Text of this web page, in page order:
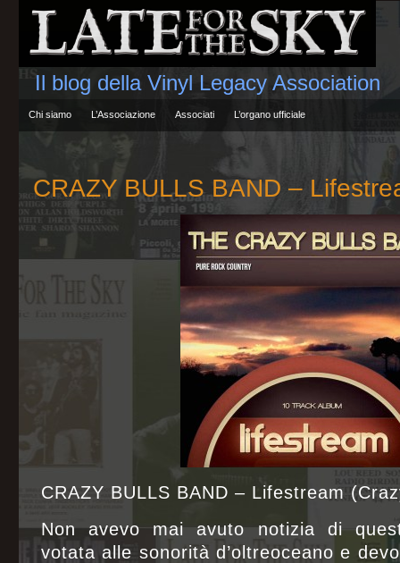
Il blog della Vinyl Legacy Association
Chi siamo L’Associazione Associati L’organo ufficiale
CRAZY BULLS BAND –
CRAZY BULLS BAND – Lifestream
Non avevo mai avuto notizia di
votata alle sonorità d’oltreoceano e